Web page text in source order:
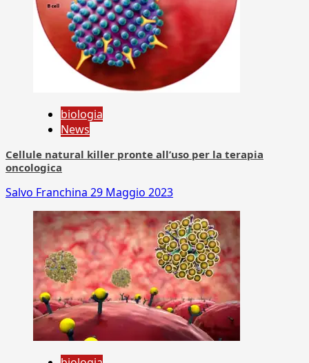
biologia
News
Cellule natural killer pronte all’uso per la terapia
oncologica
Salvo Franchina 29 Maggio 2023